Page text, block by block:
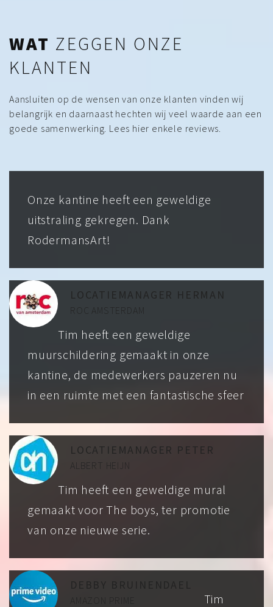
WAT ZEGGEN ONZE
KLANTEN
Aansluiten op de wensen van onze klanten vinden wij
belangrijk en daarnaast hechten wij veel waarde aan een
goede samenwerking. Lees hier enkele reviews.
Onze kantine heeft een geweldige
uitstraling gekregen. Dank
RodermansArt!
LOCATIEMANAGER HERMAN
ROC AMSTERDAM
Tim heeft een geweldige
muurschildering gemaakt in onze
kantine, de medewerkers pauzeren nu
in een ruimte met een fantastische sfeer
LOCATIEMANAGER PETER
ALBERT HEIJN
Tim heeft een geweldige mural
gemaakt voor The boys, ter promotie
van onze nieuwe serie.
DEBBY BRUINENDAEL
Tim